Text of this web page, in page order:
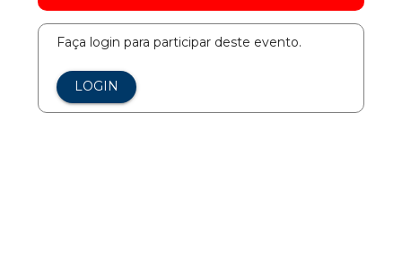
Faça login para participar deste evento.
LOGIN